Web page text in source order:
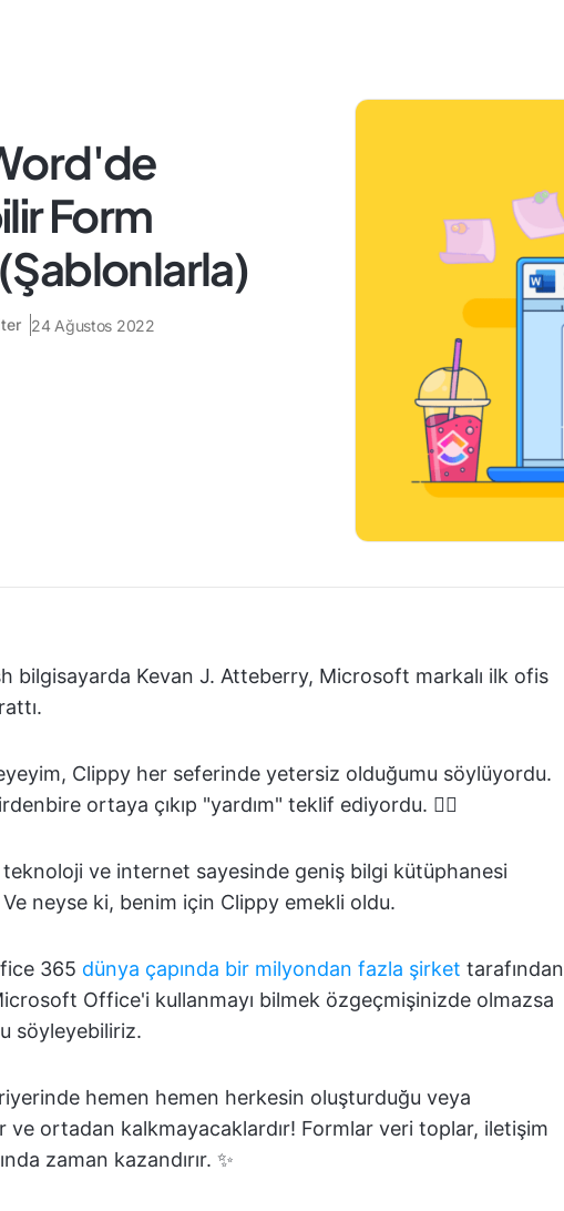
Form
24 Ağustos 2022
bilgisayarda Kevan J. Atteberry, Microsoft markalı ilk ofis
Clippy her seferinde yetersiz olduğumu söylüyordu.
ortaya çıkıp "yardım" teklif ediyordu. 😵‍💫
ve internet sayesinde geniş bilgi kütüphanesi
Ve neyse ki, benim için Clippy emekli oldu.
365 dünya çapında bir milyondan fazla şirket tarafından
Office'i kullanmayı bilmek özgeçmişinizde olmazsa
söyleyebiliriz.
hemen hemen herkesin oluşturduğu veya
ve ortadan kalkmayacaklardır! Formlar veri toplar, iletişim
zaman kazandırır. ✨